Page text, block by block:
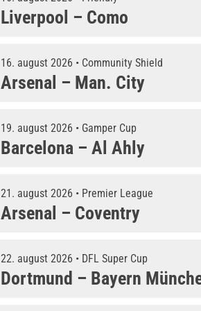
Liverpool – Como
16. august 2026 • Community Shield
Arsenal – Man. City
19. august 2026 • Gamper Cup
Barcelona – Al Ahly
21. august 2026 • Premier League
Arsenal – Coventry
22. august 2026 • DFL Super Cup
Dortmund – Bayern